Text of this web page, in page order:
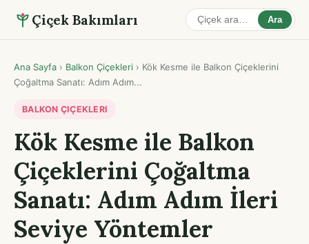
Çiçek Bakımları Ara
Ana Sayfa › Balkon Çiçekleri › Kök Kesme ile Balkon Çiçeklerini
Çoğaltma Sanatı: Adım Adım...
BALKON ÇIÇEKLERI
Kök Kesme ile Balkon
Çiçeklerini Çoğaltma
Sanatı: Adım Adım İleri
Seviye Yöntemler